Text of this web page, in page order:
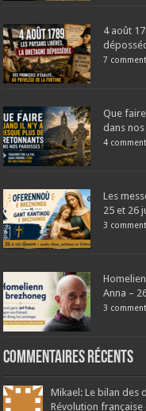
4 août
7
Que
dans
4
Les
25 et 26
3
Anna –
3
Commentaires récents
Mikael: Le bilan des
Révolution française